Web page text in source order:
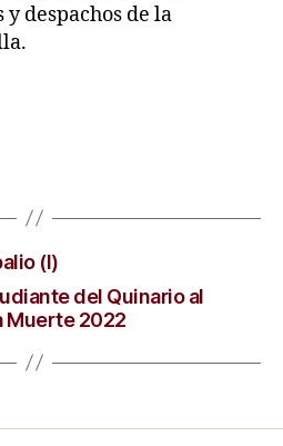
despachos de la
(I)
del Quinario al
Muerte 2022